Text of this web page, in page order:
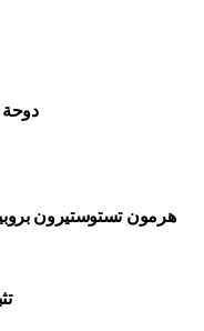
دوحة
هرمون تستوستيرون